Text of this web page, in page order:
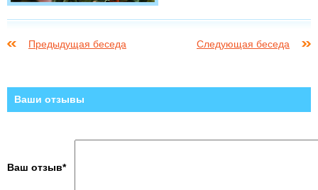
Предыдущая беседа Следующая беседа
Ваши отзывы
Ваш отзыв*